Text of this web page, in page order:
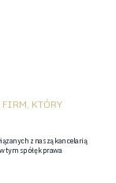
KTÓRY
z naszą kancelarią
tym spółęk prawa